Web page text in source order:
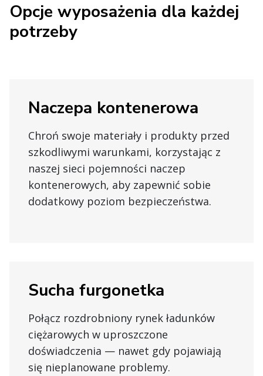
Opcje wyposażenia dla każdej
potrzeby
Naczepa kontenerowa
Chroń swoje materiały i produkty przed
szkodliwymi warunkami, korzystając z
naszej sieci pojemności naczep
kontenerowych, aby zapewnić sobie
dodatkowy poziom bezpieczeństwa.
Sucha furgonetka
Połącz rozdrobniony rynek ładunków
ciężarowych w uproszczone
doświadczenia — nawet gdy pojawiają
się nieplanowane problemy.